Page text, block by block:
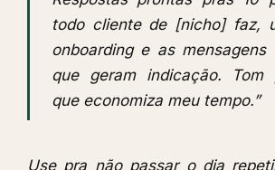
todo cliente de [nicho] faz,
onboarding e as mensagens
que geram indicação. Tom
que economiza meu tempo.”
Use pra não passar o dia